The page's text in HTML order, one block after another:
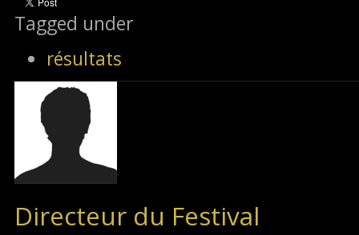
Tagged under
résultats
Directeur du Festival